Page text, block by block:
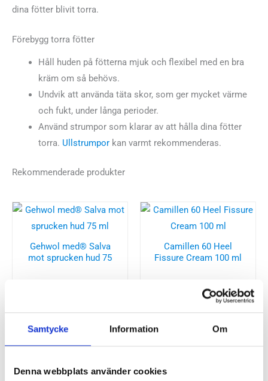
Samtycke Information Om
Denna webbplats använder cookies
dina fötter blivit torra.
Förebygg torra fötter
Håll huden på fötterna mjuk och flexibel med en bra
kräm om så behövs.
Undvik att använda täta skor, som ger mycket värme
och fukt, under långa perioder.
Använd strumpor som klarar av att hålla dina fötter
torra. Ullstrumporkan varmt rekommenderas.
Rekommenderade produkter
Gehwol med® Salva
mot sprucken hud 75
Camillen 60 Heel
Fissure Cream 100 ml
kr
Camillen 60 Foot Balm
Gehwol Footcream